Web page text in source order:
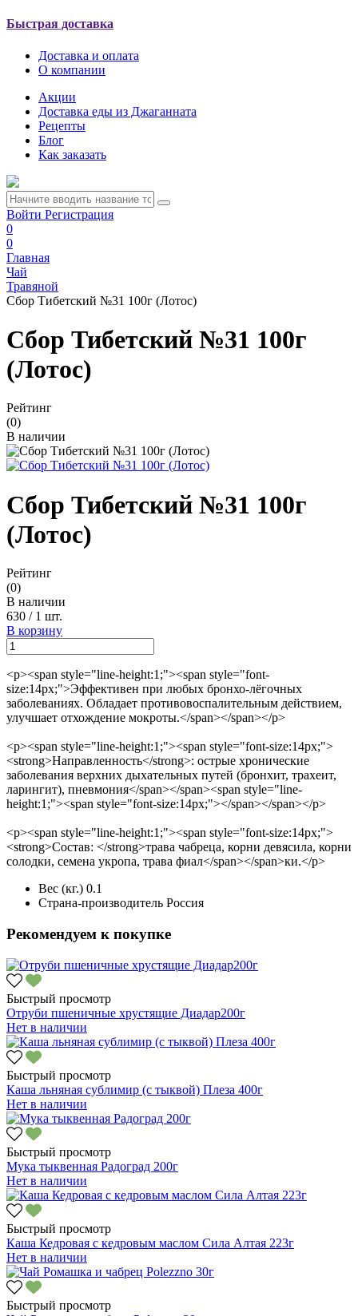
Быстрая доставка
Доставка и оплата
О компании
Акции
Доставка еды из Джаганната
Рецепты
Блог
Как заказать
Войти Регистрация
0
0
Главная
Чай
Травяной
Сбор Тибетский №31 100г (Лотос)
Сбор Тибетский №31 100г
(Лотос)
Рейтинг
(0)
В наличии
Сбор Тибетский №31 100г
(Лотос)
Рейтинг
(0)
В наличии
630 / 1 шт.
В корзину
<p><span style="line-height:1;"><span style="font-
size:14px;">Эффективен при любых бронхо-лёгочных
заболеваниях. Обладает противовоспалительным действием,
улучшает отхождение мокроты.</span></span></p>
<p><span style="line-height:1;"><span style="font-size:14px;">
<strong>Направленность</strong>: острые хронические
заболевания верхних дыхательных путей (бронхит, трахеит,
ларингит), пневмония</span></span><span style="line-
height:1;"><span style="font-size:14px;"></span></span></p>
<p><span style="line-height:1;"><span style="font-size:14px;">
<strong>Состав: </strong>трава чабреца, корни девясила, корни
солодки, семена укропа, трава фиал</span></span>ки.</p>
Вес (кг.) 0.1
Страна-производитель Россия
Рекомендуем к покупке
Быстрый просмотр
Отруби пшеничные хрустящие Диадар200г
Нет в наличии
Быстрый просмотр
Каша льняная сублимир (с тыквой) Плеза 400г
Нет в наличии
Быстрый просмотр
Мука тыквенная Радоград 200г
Нет в наличии
Быстрый просмотр
Каша Кедровая с кедровым маслом Сила Алтая 223г
Нет в наличии
Быстрый просмотр